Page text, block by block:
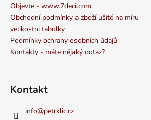
Objevte - www.7deci.com
Obchodní podmínky a zboží ušité na míru
velikostni tabulky
Podmínky ochrany osobních údajů
Kontakty - máte nějaký dotaz?
Kontakt
info@petrklic.cz